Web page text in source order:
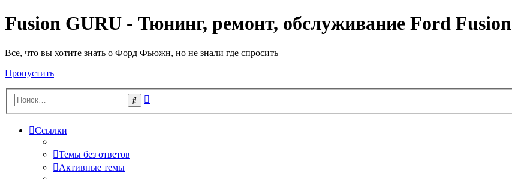
Fusion GURU - Тюнинг, ремонт, обслуживание Ford Fusion
Все, что вы хотите знать о Форд Фьюжн, но не знали где спросить
Пропустить
Поиск
Ссылки
Темы без ответов
Активные темы